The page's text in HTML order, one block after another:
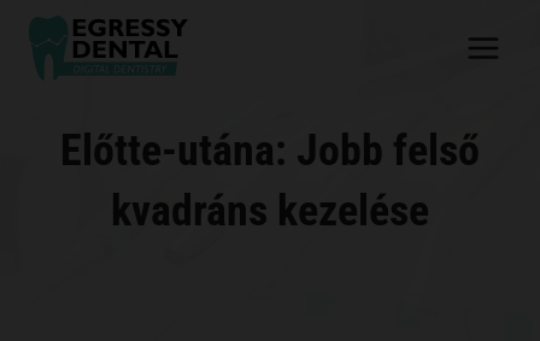
Skip
content
Előtte-utána: Jobb felső
kvadráns kezelése